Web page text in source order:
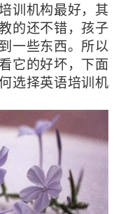
训机构最好，其
的还不错，孩子
一些东西。所以
它的好坏，下面
选择英语培训机